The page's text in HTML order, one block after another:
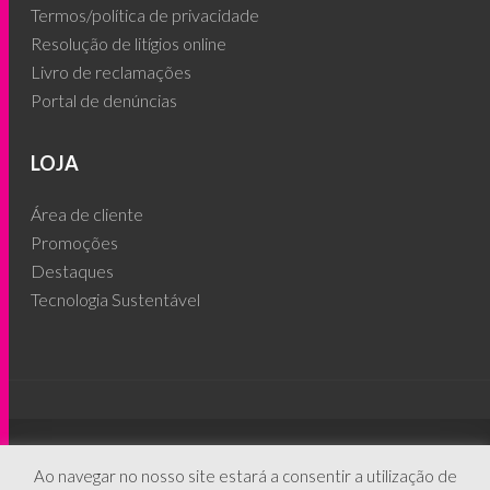
Termos/política de privacidade
Resolução de litígios online
Livro de reclamações
Portal de denúncias
LOJA
Área de cliente
Promoções
Destaques
Tecnologia Sustentável
© 2026 - People's Phone ®
Ao navegar no nosso site estará a consentir a utilização de